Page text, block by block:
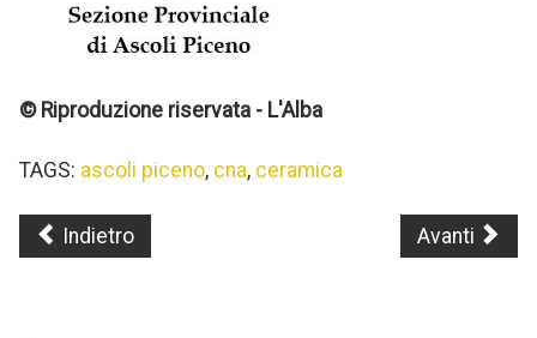
© Riproduzione riservata - L'Alba
TAGS: ascoli piceno, cna, ceramica
Indietro Avanti